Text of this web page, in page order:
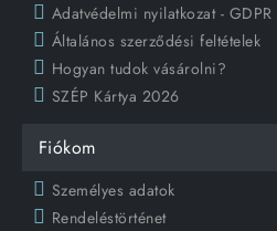
Adatvédelmi nyilatkozat - GDPR
Általános szerződési feltételek
Hogyan tudok vásárolni?
SZÉP Kártya 2026
Fiókom
Személyes adatok
Rendeléstörténet